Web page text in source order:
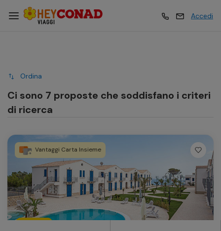
Esperienze
Crociere
Traghetti
Accedi
Esperienze
Crociere
Traghetti
Ordina
Ci sono 7 proposte che soddisfano i criteri
di ricerca
Vantaggi Carta Insieme